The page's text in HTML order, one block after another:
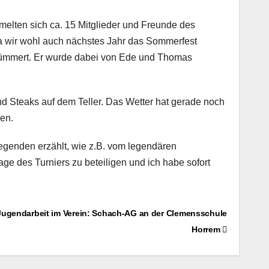
sich ca. 15 Mitglieder und Freunde des
wohl auch nächstes Jahr das Sommerfest
Er wurde dabei von Ede und Thomas
Steaks auf dem Teller. Das Wetter hat gerade noch
erzählt, wie z.B. vom legendären
des Turniers zu beteiligen und ich habe sofort
im Verein: Schach-AG an der Clemensschule
Horrem